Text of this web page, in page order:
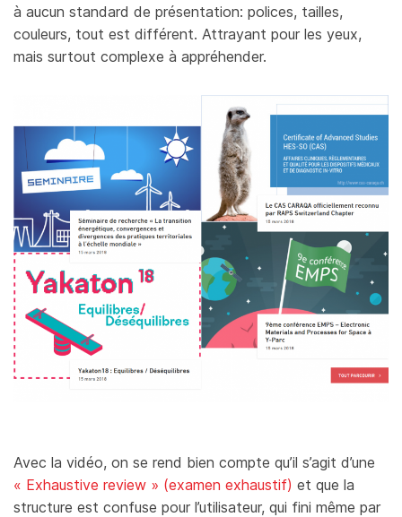
à aucun standard de présentation: polices, tailles,
couleurs, tout est différent. Attrayant pour les yeux,
mais surtout complexe à appréhender.
Avec la vidéo, on se rend bien compte qu’il s’agit d’une
« Exhaustive review » (examen exhaustif) et que la
structure est confuse pour l’utilisateur, qui fini même par